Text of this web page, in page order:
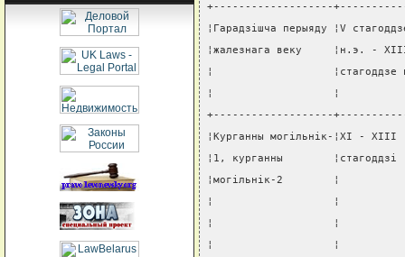
+-------------------
¦Гарадзiшча перыяду ¦V
¦жалезнага веку     ¦н.э. -
¦                   ¦стагоддзе
¦                   ¦
+-------------------
¦Курганны могiльнiк-¦XI -
¦1, курганны
¦могiльнiк-2        ¦
¦                   ¦
¦                   ¦
¦                   ¦